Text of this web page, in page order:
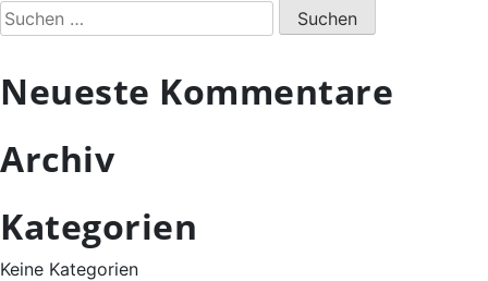
Suchen
nach:
Neueste Kommentare
Archiv
Kategorien
Keine Kategorien